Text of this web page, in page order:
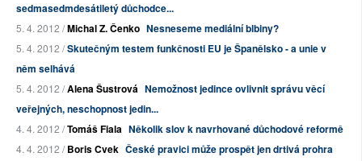
sedmasedmdesátiletý důchodce...
5. 4. 2012 /Michal Z. Čenko Nesneseme mediální blbiny?
5. 4. 2012 /Skutečným testem funkčnosti EU je Španělsko - a unie v
něm selhává
5. 4. 2012 /Alena Šustrová Nemožnost jedince ovlivnit správu věcí
veřejných, neschopnost jedin...
4. 4. 2012 /Tomáš Fiala Několik slov k navrhované důchodové reformě
4. 4. 2012 /Boris Cvek České pravici může prospět jen drtivá prohra